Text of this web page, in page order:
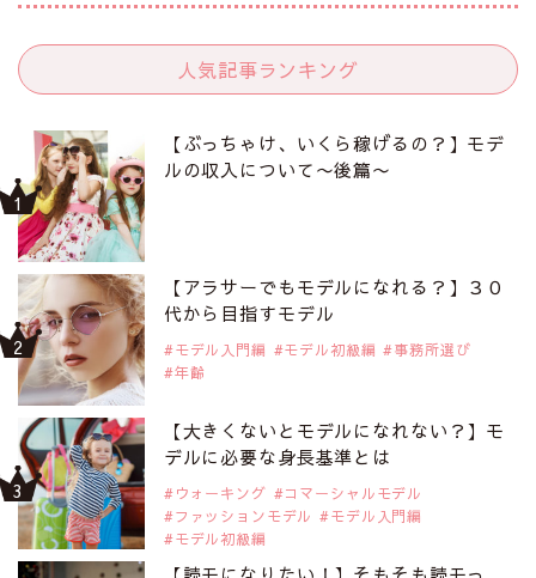
人気記事ランキング
【ぶっちゃけ、いくら稼げるの？】モデ
ルの収入について〜後篇〜
【アラサーでもモデルになれる？】３０
代から目指すモデル
モデル入門編 モデル初級編
事務所選び
年齢
【大きくないとモデルになれない？】モ
デルに必要な身長基準とは
ウォーキング
コマーシャルモデル
ファッションモデル
モデル入門編
モデル初級編